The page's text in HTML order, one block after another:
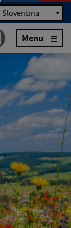
Slovenčina
Menu